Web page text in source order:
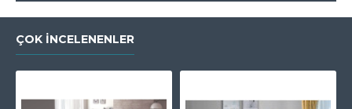
ÇOK İNCELENENLER